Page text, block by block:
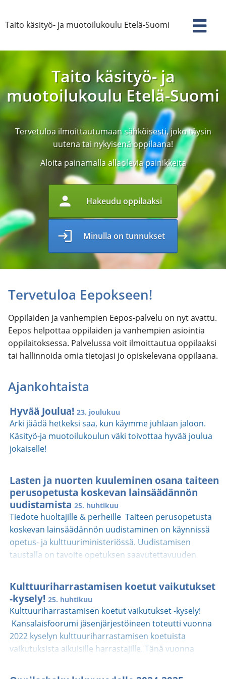
Taito käsityö- ja muotoilukoulu Etelä-Suomi
Taito käsityö- ja
muotoilukoulu Etelä-Suomi
Tervetuloa ilmoittautumaan sähköisesti, joko täysin
uutena tai nykyisenä oppilaana!
Aloita painamalla allaolevia painikkeita
person Hakeudu oppilaaksi
login Minulla on tunnukset
Tervetuloa Eepokseen!
Oppilaiden ja vanhempien Eepos-palvelu on nyt avattu.
Eepos helpottaa oppilaiden ja vanhempien asiointia
oppilaitoksessa. Palvelussa voit ilmoittautua oppilaaksi
tai hallinnoida omia tietojasi jo opiskelevana oppilaana.
Ajankohtaista
Hyvää Joulua! 23. joulukuu
Arki jäädä hetkeksi saa, kun käymme juhlaan jaloon.
Käsityö-ja muotoilukoulun väki toivottaa hyvää joulua
jokaiselle!
Lasten ja nuorten kuuleminen osana taiteen
perusopetusta koskevan lainsäädännön
uudistamista 25. huhtikuu
Tiedote huoltajille & perheille Taiteen perusopetusta
koskevan lainsäädännön uudistaminen on käynnissä
opetus- ja kulttuuriministeriössä. Uudistamisen
taustalla on tavoite opetuksen saavutettavuuden
perusopetuksen toiminnan laatua. Osana uudistustyötä
halutaan kuulla taiteen perusopetukseen osallistuvia
lapsia ja nuoria. Kokemusasiantuntijoina heillä on paras
käsitys siitä, mikä opetuksessa toimii ja on mielekästä, ja
missä olisi uudistamisen tai muutoksen paikka.
Kuulemme lapsia ja nuoria erityisesti kolmella osa-
Kulttuuriharrastamisen koetut vaikutukset
-kysely! 25. huhtikuu
Kulttuuriharrastamisen koetut vaikutukset -kysely!
Kansalaisfoorumi jäsenjärjestöineen toteutti vuonna
2022 kyselyn kulttuuriharrastamisen koetuista
vaikutuksista aikuisille harrastajille. Tänä vuonna
kumppanina kyselyssä, joka koskee nyt myös